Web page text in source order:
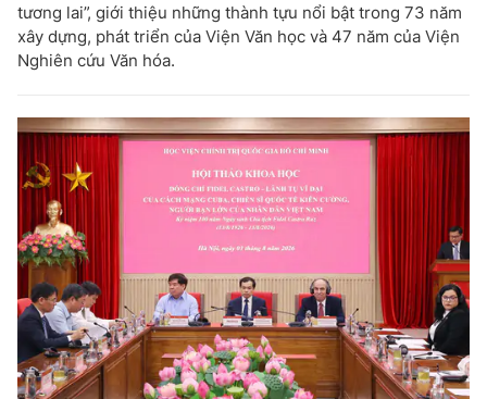
tương lai”, giới thiệu những thành tựu nổi bật trong 73 năm
xây dựng, phát triển của Viện Văn học và 47 năm của Viện
Nghiên cứu Văn hóa.